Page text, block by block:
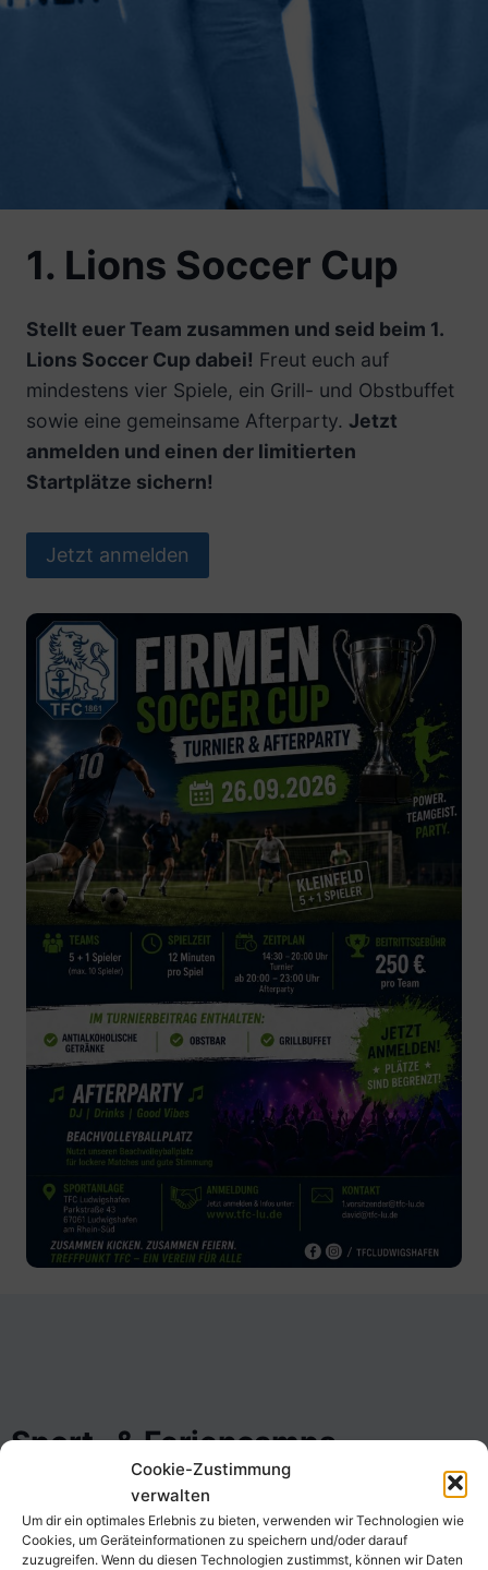
Cookie-Zustimmung
verwalten
Um dir ein optimales Erlebnis zu bieten, verwenden wir Technologien wie
Cookies, um Geräteinformationen zu speichern und/oder darauf
zuzugreifen. Wenn du diesen Technologien zustimmst, können wir Daten
1. Lions Soccer Cup
Stellt euer Team zusammen und seid beim 1.
Lions Soccer Cup dabei! Freut euch auf
mindestens vier Spiele, ein Grill- und Obstbuffet
sowie eine gemeinsame Afterparty. Jetzt
anmelden und einen der limitierten
Startplätze sichern!
Jetzt anmelden
Sport- & Feriencamps
Auch dieses Jahr stehen wieder mehrere unserer
Sport- & Feriencamps an! Dabei könnt ihr
verschiedene Sportarten wie Tennis, Klettern,